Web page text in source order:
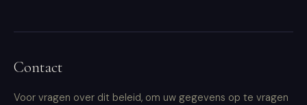
Contact
Voor vragen over dit beleid, om uw gegevens op te vragen